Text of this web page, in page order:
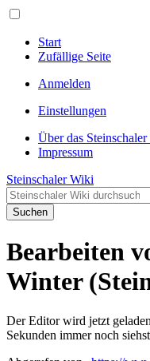
Start
Zufällige Seite
Anmelden
Einstellungen
Über das
Impressum
Steinschaler Wiki
Suchen
Bearbeiten
Winter
Der Editor wird jetzt
Sekunden immer noch